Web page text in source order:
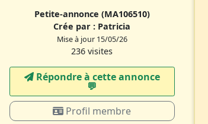
Petite-annonce (MA106510)
Crée par : Patricia
Mise à jour 15/05/26
236 visites
Répondre à cette annonce
💬​
Profil membre